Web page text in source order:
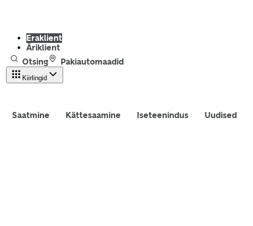
Eraklient
Äriklient
Otsing
Pakiautomaadid
Kiirlingid
Saatmine Kättesaamine Iseteenindus Uudised